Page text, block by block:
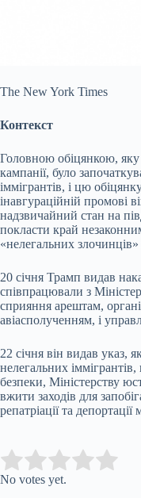
The New York Times
Контекст
Головною обіцянкою, яку
кампанії, було
іммігрантів, і цю
інавгураційній промові
надзвичайний стан на
покласти край
«нелегальних
20 січня Трамп видав
співпрацювали з
сприяння арештам,
авіасполученням, і
22 січня він видав указ,
нелегальних
безпеки, Міністерству
вжити заходів для
репатріації та
Rate this item:
No votes yet.